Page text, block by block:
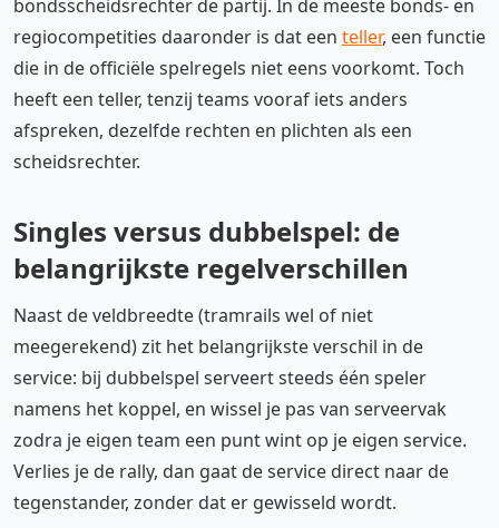
bondsscheidsrechter de partij. In de meeste bonds- en
regiocompetities daaronder is dat een teller, een functie
die in de officiële spelregels niet eens voorkomt. Toch
heeft een teller, tenzij teams vooraf iets anders
afspreken, dezelfde rechten en plichten als een
scheidsrechter.
Singles versus dubbelspel: de
belangrijkste regelverschillen
Naast de veldbreedte (tramrails wel of niet
meegerekend) zit het belangrijkste verschil in de
service: bij dubbelspel serveert steeds één speler
namens het koppel, en wissel je pas van serveervak
zodra je eigen team een punt wint op je eigen service.
Verlies je de rally, dan gaat de service direct naar de
tegenstander, zonder dat er gewisseld wordt.